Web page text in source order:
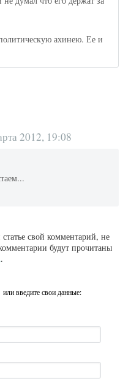
ахинею. Ее и
2012, 19:08
свой комментарий, не
будут прочитаны
.
или введите свои данные: